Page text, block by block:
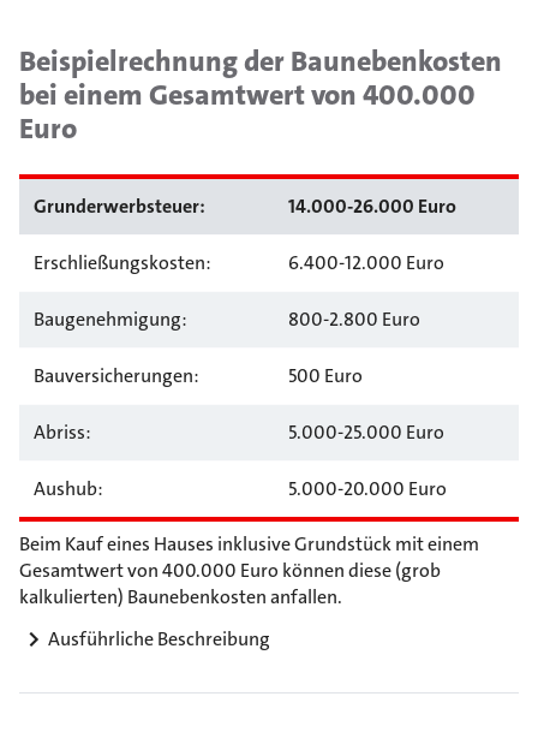
Beispielrechnung der Baunebenkosten
bei einem Gesamtwert von 400.000
Euro
Grunderwerbsteuer: 14.000-26.000 Euro
Erschließungskosten: 6.400-12.000 Euro
Baugenehmigung: 800-2.800 Euro
Bauversicherungen: 500 Euro
Abriss: 5.000-25.000 Euro
Aushub: 5.000-20.000 Euro
Beim Kauf eines Hauses inklusive Grundstück mit einem
Gesamtwert von 400.000 Euro können diese (grob
kalkulierten) Baunebenkosten anfallen.
Ausführliche Beschreibung